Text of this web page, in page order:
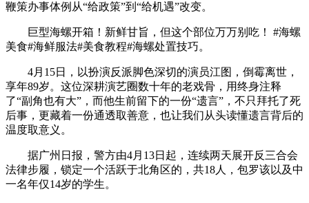
鞭策办事体例从“给政策”到“给机遇”改变。
巨型海螺开箱！新鲜甘旨，但这个部位万万别吃！ #海螺
美食#海鲜服法#美食教程#海螺处置技巧。
4月15日，以扮演反派脚色深切的演员江图，倒霉离世，
享年89岁。这位深耕演艺圈数十年的老戏骨，用终身注释
了“副角也有大”，而他生前留下的一份“遗言”，不只拜托了死
后事，更藏着一份通透取善意，也让我们从头读懂遗言背后的
温度取意义。
据广州日报，警方由4月13日起，连续两天展开反三合会
法律步履，锁定一个活跃于北角区的，共18人，包罗该以及中
一名年仅14岁的学生。